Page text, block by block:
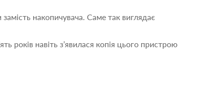
накопичувача. Саме так виглядає
років навіть з’явилася копія цього пристрою